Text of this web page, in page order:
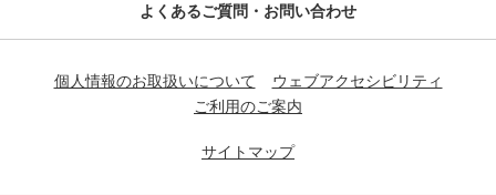
よくあるご質問・お問い合わせ
個人情報のお取扱いについて
ウェブアクセシビリティ
ご利用のご案内
サイトマップ